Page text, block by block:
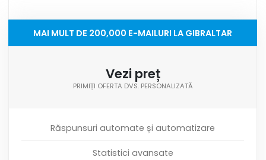
MAI MULT DE 200,000 E-MAILURI LA GIBRALTAR
Vezi preț
PRIMIȚI OFERTA DVS. PERSONALIZATĂ
Răspunsuri automate și automatizare
Statistici avansate